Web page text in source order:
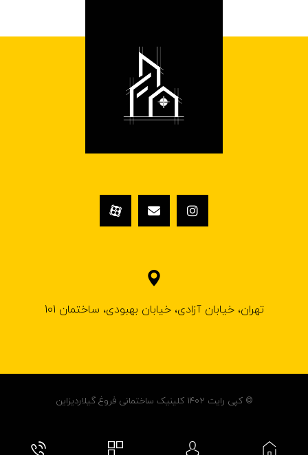
تهران، خیابان آزادی، خیابان بهبودی، ساختمان 101
© کپی رایت ۱۴۰۲ کلینیک ساختمانی فروغ گیلاردیزاین